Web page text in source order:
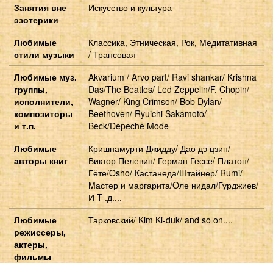
Занятия вне
эзотерики
Искусство и культура
Любимые
стили музыки
Классика, Этническая, Рок, Медитативная
/ Трансовая
Любимые муз.
группы,
исполнители,
композиторы
и т.п.
Akvarium / Arvo part/ Ravi shankar/ Krishna
Das/The Beatles/ Led Zeppelin/F. Chopin/
Wagner/ King Crimson/ Bob Dylan/
Beethoven/ Ryuichi Sakamoto/
Beck/Depeche Mode
Любимые
авторы книг
Кришнамурти Джидду/ Дао дэ цзин/
Виктор Пелевин/ Герман Гессе/ Платон/
Гёте/Osho/ Кастанеда/Штайнер/ Rumi/
Mастер и маргарита/Oле нидал/Гурджиев/
И T .д....
Любимые
режиссеры,
актеры,
фильмы
Тарковский/ Kim Ki-duk/ and so on....